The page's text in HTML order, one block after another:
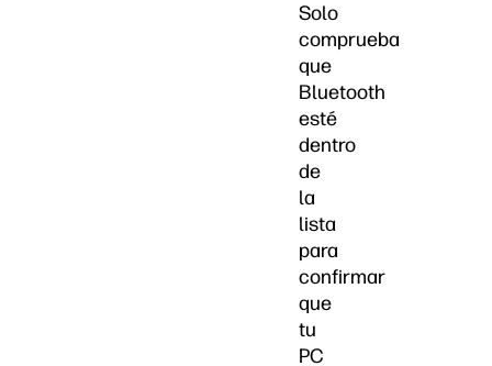
Solo
comprueba
que
Bluetooth
esté
dentro
de
la
lista
para
confirmar
que
tu
PC